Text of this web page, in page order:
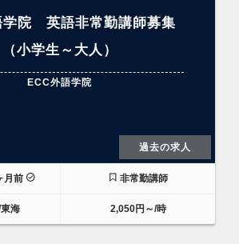
学院 英語非常勤講師募集
（小学生～大人）
ECC外語学院
過去の求人
月前 非常勤講師
海 2,050円～/時